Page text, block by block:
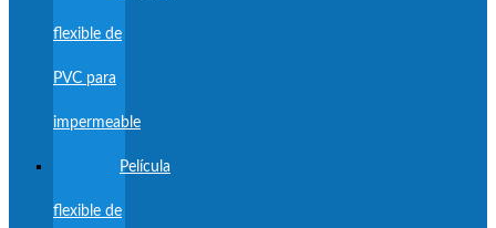
flexible de
PVC para
impermeable
Película
flexible de